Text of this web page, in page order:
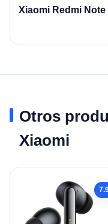
Xiaomi Redmi Note
Otros
Xiaomi